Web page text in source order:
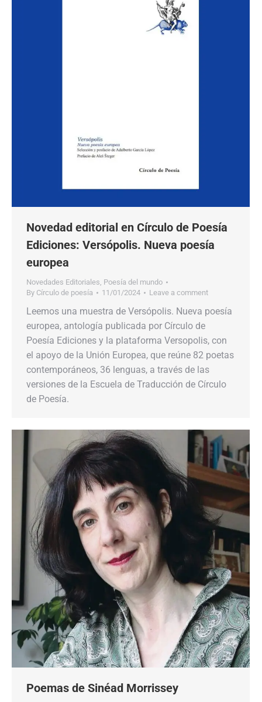
Novedad editorial en Círculo de Poesía
Ediciones: Versópolis. Nueva poesía
europea
Novedades Editoriales, Poesía del mundo
By Círculo de poesía 11/01/2024 Leave a comment
Leemos una muestra de Versópolis. Nueva poesía
europea, antología publicada por Círculo de
Poesía Ediciones y la plataforma Versopolis, con
el apoyo de la Unión Europea, que reúne 82 poetas
contemporáneos, 36 lenguas, a través de las
versiones de la Escuela de Traducción de Círculo
de Poesía.
Poemas de Sinéad Morrissey